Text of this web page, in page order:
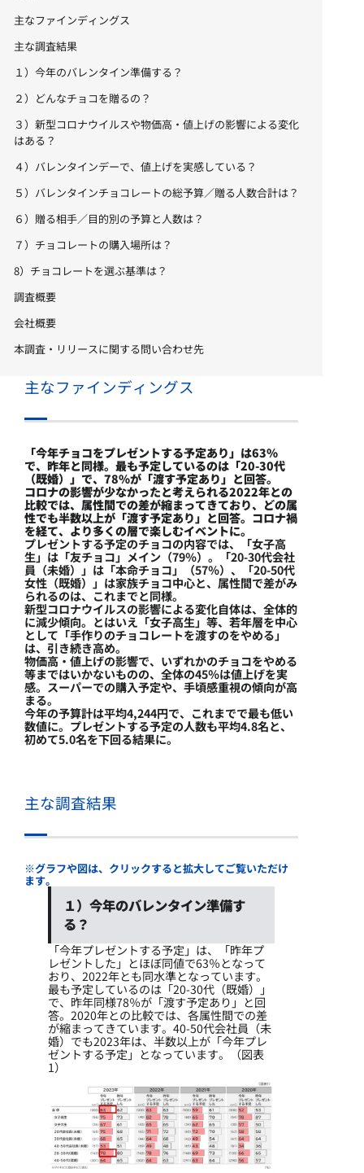
主なファインディングス
主な調査結果
１）今年のバレンタイン準備する？
２）どんなチョコを贈るの？
３）新型コロナウイルスや物価高・値上げの影響による変化
はある？
４）バレンタインデーで、値上げを実感している？
５）バレンタインチョコレートの総予算／贈る人数合計は？
６）贈る相手／目的別の予算と人数は？
７）チョコレートの購入場所は？
8）チョコレートを選ぶ基準は？
調査概要
会社概要
本調査・リリースに関する問い合わせ先
主なファインディングス
「今年チョコをプレゼントする予定あり」は63％
で、昨年と同様。最も予定しているのは「20-30代
（既婚）」で、78％が「渡す予定あり」と回答。
コロナの影響が少なかったと考えられる2022年との
比較では、属性間での差が縮まってきており、どの属
性でも半数以上が「渡す予定あり」と回答。コロナ禍
を経て、より多くの層で楽しむイベントに。
プレゼントする予定のチョコの内容では、「女子高
生」は「友チョコ」メイン（79％）。「20-30代会社
員（未婚）」は「本命チョコ」（57％）、「20-50代
女性（既婚）」は家族チョコ中心と、属性間で差がみ
られるのは、これまでと同様。
新型コロナウイルスの影響による変化自体は、全体的
に減少傾向。とはいえ「女子高生」等、若年層を中心
として「手作りのチョコレートを渡すのをやめる」
は、引き続き高め。
物価高・値上げの影響で、いずれかのチョコをやめる
等まではいかないものの、全体の45％は値上げを実
感。スーパーでの購入予定や、手頃感重視の傾向が高
まる。
今年の予算計は平均4,244円で、これまでで最も低い
数値に。プレゼントする予定の人数も平均4.8名と、
初めて5.0名を下回る結果に。
主な調査結果
※グラフや図は、クリックすると拡大してご覧いただけ
ます。
１）今年のバレンタイン準備す
る？
「今年プレゼントする予定」は、「昨年プ
レゼントした」とほぼ同値で63％となって
おり、2022年とも同水準となっています。
最も予定しているのは「20-30代（既婚）」
で、昨年同様78％が「渡す予定あり」と回
答。2020年との比較では、各属性間での差
が縮まってきています。40-50代会社員（未
婚）でも2023年は、半数以上が「今年プレ
ゼントする予定」となっています。（図表
1）